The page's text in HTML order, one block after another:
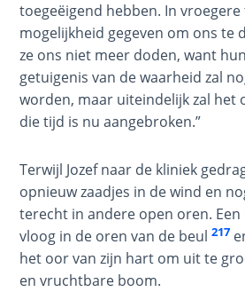
The
Revelation
- Book 4
The
Revelation
The
Revelation
- Book 6
The
toegeëigend hebben. In
mogelijkheid gegeven om ons te
ze ons niet meer doden, want
getuigenis van de waarheid zal
worden, maar uiteindelijk zal het
die tijd is nu aangebroken.”
Terwijl Jozef naar de kliniek
opnieuw zaadjes in de wind en
terecht in andere open oren.
vloog in de oren van de beul217
het oor van zijn hart om uit te
en vruchtbare boom.